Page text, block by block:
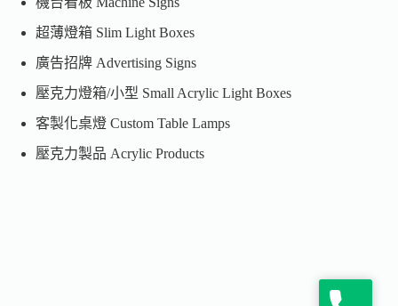
超薄燈箱 Slim Light Boxes
廣告招牌 Advertising Signs
壓克力燈箱/小型 Small Acrylic Light Boxes
客製化桌燈 Custom Table Lamps
壓克力製品 Acrylic Products